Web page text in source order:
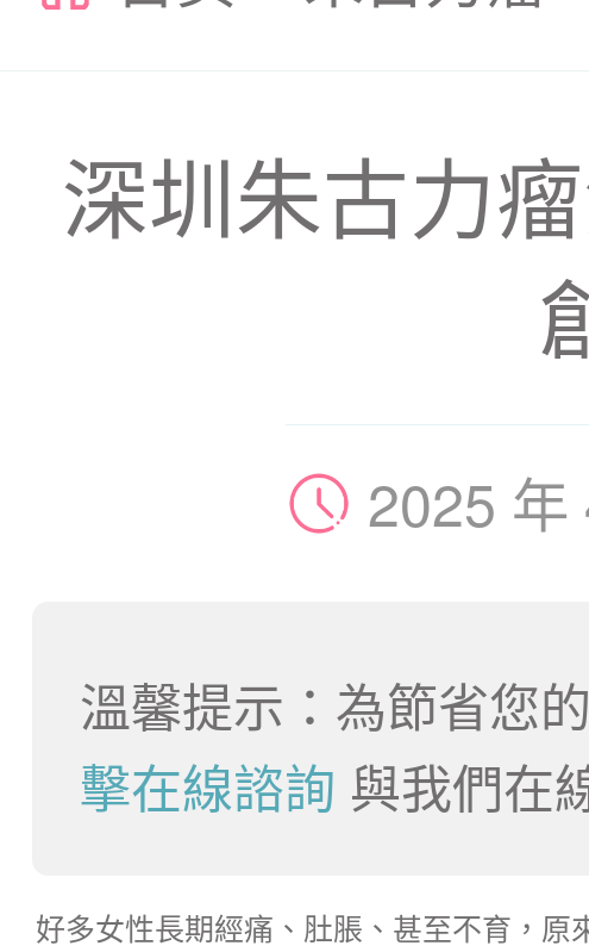
深圳朱古力
2025
溫馨提示：為節省您
擊在線諮詢 與我們在
好多女性長期經痛、肚脹、甚至不育，